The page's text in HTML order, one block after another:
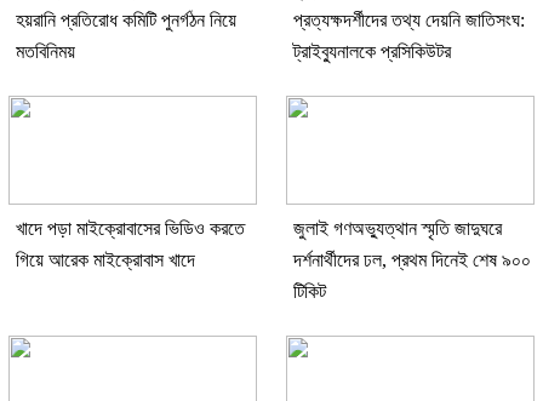
হয়রানি প্রতিরোধ কমিটি পুনর্গঠন নিয়ে
মতবিনিময়
প্রত্যক্ষদর্শীদের তথ্য দেয়নি জাতিসংঘ:
ট্রাইব্যুনালকে প্রসিকিউটর
খাদে পড়া মাইক্রোবাসের ভিডিও করতে
গিয়ে আরেক মাইক্রোবাস খাদে
জুলাই গণঅভ্যুত্থান স্মৃতি জাদুঘরে
দর্শনার্থীদের ঢল, প্রথম দিনেই শেষ ৯০০
টিকিট